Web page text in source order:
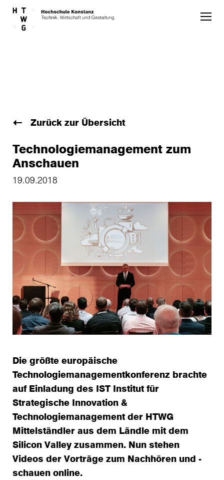
Skip to main content
Zurück zur Übersicht
Technologiemanagement zum
Anschauen
19.09.2018
Die größte europäische
Technologiemanagementkonferenz brachte
auf Einladung des IST Institut für
Strategische Innovation &
Technologiemanagement der HTWG
Mittelständler aus dem Ländle mit dem
Silicon Valley zusammen. Nun stehen
Videos der Vorträge zum Nachhören und -
schauen online.